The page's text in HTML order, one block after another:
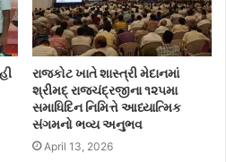
રાજકોટ ખાતે શાસ્ત્રી મેદાનમાં
શ્રીમદ્ રાજચંદ્રજીના ૧૨૫મા
સમાધિદિન નિમિત્તે આધ્યાત્મિક
સંગમનો ભવ્ય અનુભવ
April 13, 2026